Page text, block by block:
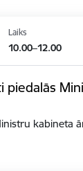
Laiks
10.00–12.00
kabineta